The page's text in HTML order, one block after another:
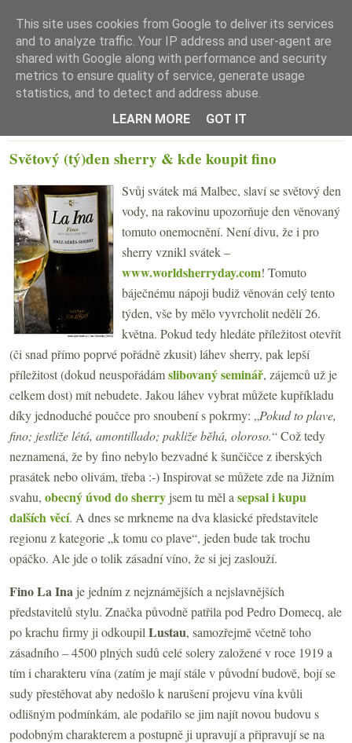
☰ Menu
Světový (tý)den sherry & kde koupit fino
Svůj svátek má Malbec, slaví se světový den
vody, na rakovinu upozorňuje den věnovaný
tomuto onemocnění. Není divu, že i pro
sherry vznikl svátek –
www.worldsherryday.com! Tomuto
báječnému nápoji budiž věnován celý tento
týden, vše by mělo vyvrcholit nedělí 26.
května. Pokud tedy hledáte příležitost otevřít
(či snad přímo poprvé pořádně zkusit) láhev sherry, pak lepší
příležitost (dokud neuspořádámslibovaný seminář, zájemců už je
celkem dost) mít nebudete. Jakou láhev vybrat můžete kupříkladu
díky jednoduché poučce pro snoubení s pokrmy: „Pokud to plave,
fino; jestliže létá, amontillado; pakliže běhá, oloroso.“ Což tedy
neznamená, že by fino nebylo bezvadné k šunčičce z iberských
prasátek nebo olivám, třeba :-) Inspirovat se můžete zde na Jižním
svahu, obecný úvod do sherry jsem tu měl a sepsal i kupu
dalších věcí. A dnes se mrkneme na dva klasické představitele
regionu z kategorie „k tomu co plave“, jeden bude tak trochu
opáčko. Ale jde o tolik zásadní víno, že si jej zaslouží.
Fino La Ina je jedním z nejznámějších a nejslavnějších
představitelů stylu. Značka původně patřila pod Pedro Domecq, ale
po krachu firmy ji odkoupil Lustau, samozřejmě včetně toho
zásadního – 4500 plných sudů celé solery založené v roce 1919 a
tím i charakteru vína (zatím je mají stále v původní budově, bojí se
sudy přestěhovat aby nedošlo k narušení projevu vína kvůli
odlišným podmínkám, ale podařilo se jim najít novou budovu s
podobným charakterem a postupně ji upravují a připravují se na
This site uses cookies from Google to deliver its services
and to analyze traffic. Your IP address and user-agent are
shared with Google along with performance and security
metrics to ensure quality of service, generate usage
statistics, and to detect and address abuse.
LEARN MORE
GOT IT